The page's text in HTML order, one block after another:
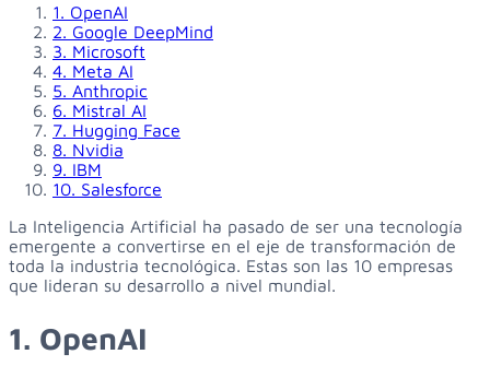
1. OpenAI
2. Google DeepMind
3. Microsoft
4. Meta AI
5. Anthropic
6. Mistral AI
7. Hugging Face
8. Nvidia
9. IBM
10. Salesforce
La Inteligencia Artificial ha pasado de ser una tecnología
emergente a convertirse en el eje de transformación de
toda la industria tecnológica. Estas son las 10 empresas
que lideran su desarrollo a nivel mundial.
1. OpenAI